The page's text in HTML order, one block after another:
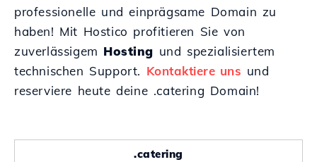
professionelle und einprägsame Domain zu
haben! Mit Hostico profitieren Sie von
zuverlässigem Hosting und spezialisiertem
technischen Support. Kontaktiere uns und
reserviere heute deine .catering Domain!
.catering